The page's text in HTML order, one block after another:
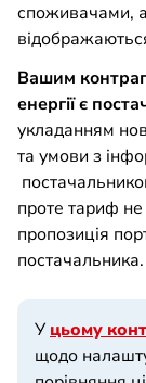
споживачами,
Вашим
енергії є
укладанням
та умови з
проте тариф
пропозиція
постачальника.
У цьому
щодо